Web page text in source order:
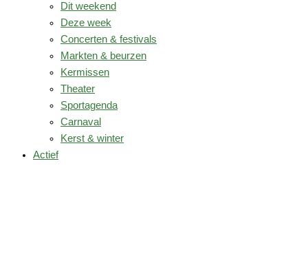
Dit weekend
Deze week
Concerten & festivals
Markten & beurzen
Kermissen
Theater
Sportagenda
Carnaval
Kerst & winter
Actief